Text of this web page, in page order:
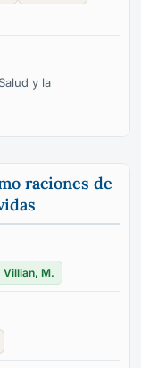
y la
raciones de
Villian, M.